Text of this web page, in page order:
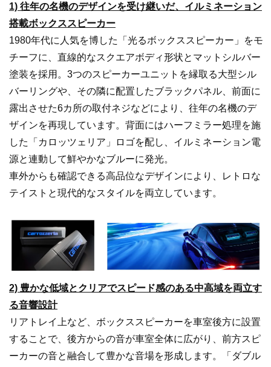
1) 往年の名機のデザインを受け継いだ、イルミネーション
搭載ボックススピーカー
1980年代に人気を博した「光るボックススピーカー」をモ
チーフに、直線的なスクエアボディ形状とマットシルバー
塗装を採用。3つのスピーカーユニットを縁取る大型シル
バーリングや、その隣に配置したブラックパネル、前面に
露出させた6カ所の取付ネジなどにより、往年の名機のデ
ザインを再現しています。背面にはハーフミラー処理を施
した「カロッツェリア」ロゴを配し、イルミネーション電
源と連動して鮮やかなブルーに発光。
車外からも確認できる高品位なデザインにより、レトロな
テイストと現代的なスタイルを両立しています。
2) 豊かな低域とクリアでスピード感のある中高域を両立す
る音響設計
リアトレイ上など、ボックススピーカーを車室後方に設置
することで、後方からの音が車室全体に広がり、前方スピ
ーカーの音と融合して豊かな音場を形成します。「ダブル